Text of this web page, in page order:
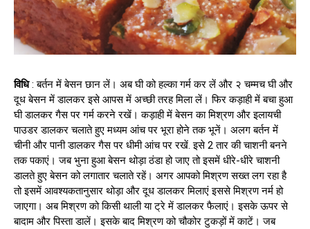
विधि: बर्तन में बेसन छान लें। अब घी को हल्का गर्म कर लें और २ चम्मच घी और
दूध बेसन में डालकर इसे आपस में अच्छी तरह मिला लें। फिर कड़ाही में बचा हुआ
घी डालकर गैस पर गर्म करने रखें। कड़ाही में बेसन का मिश्रण और इलायची
पाउडर डालकर चलाते हुए मध्यम आंच पर भूरा होने तक भूनें। अलग बर्तन में
चीनी और पानी डालकर गैस पर धीमी आंच पर रखें. इसे 2 तार की चाशनी बनने
तक पकाएं। जब भुना हुआ बेसन थोड़ा ठंडा हो जाए तो इसमें धीरे-धीरे चाशनी
डालते हुए बेसन को लगातार चलाते रहें। अगर आपको मिश्रण सख्त लग रहा है
तो इसमें आवश्यकतानुसार थोड़ा और दूध डालकर मिलाएं इससे मिश्रण नर्म हो
जाएगा। अब मिश्रण को किसी थाली या ट्रे में डालकर फैलाएं। इसके ऊपर से
बादाम और पिस्ता डालें। इसके बाद मिश्रण को चौकोर टुकड़ों में काटें। जब